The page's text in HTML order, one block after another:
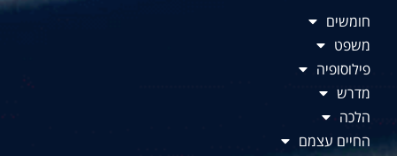
חומשים
משפט
פילוסופיה
מדרש
הלכה
החיים עצמם